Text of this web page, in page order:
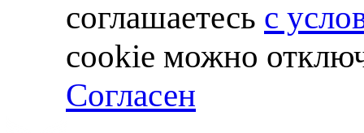
соглашаетесь с
cookie можно
Согласен